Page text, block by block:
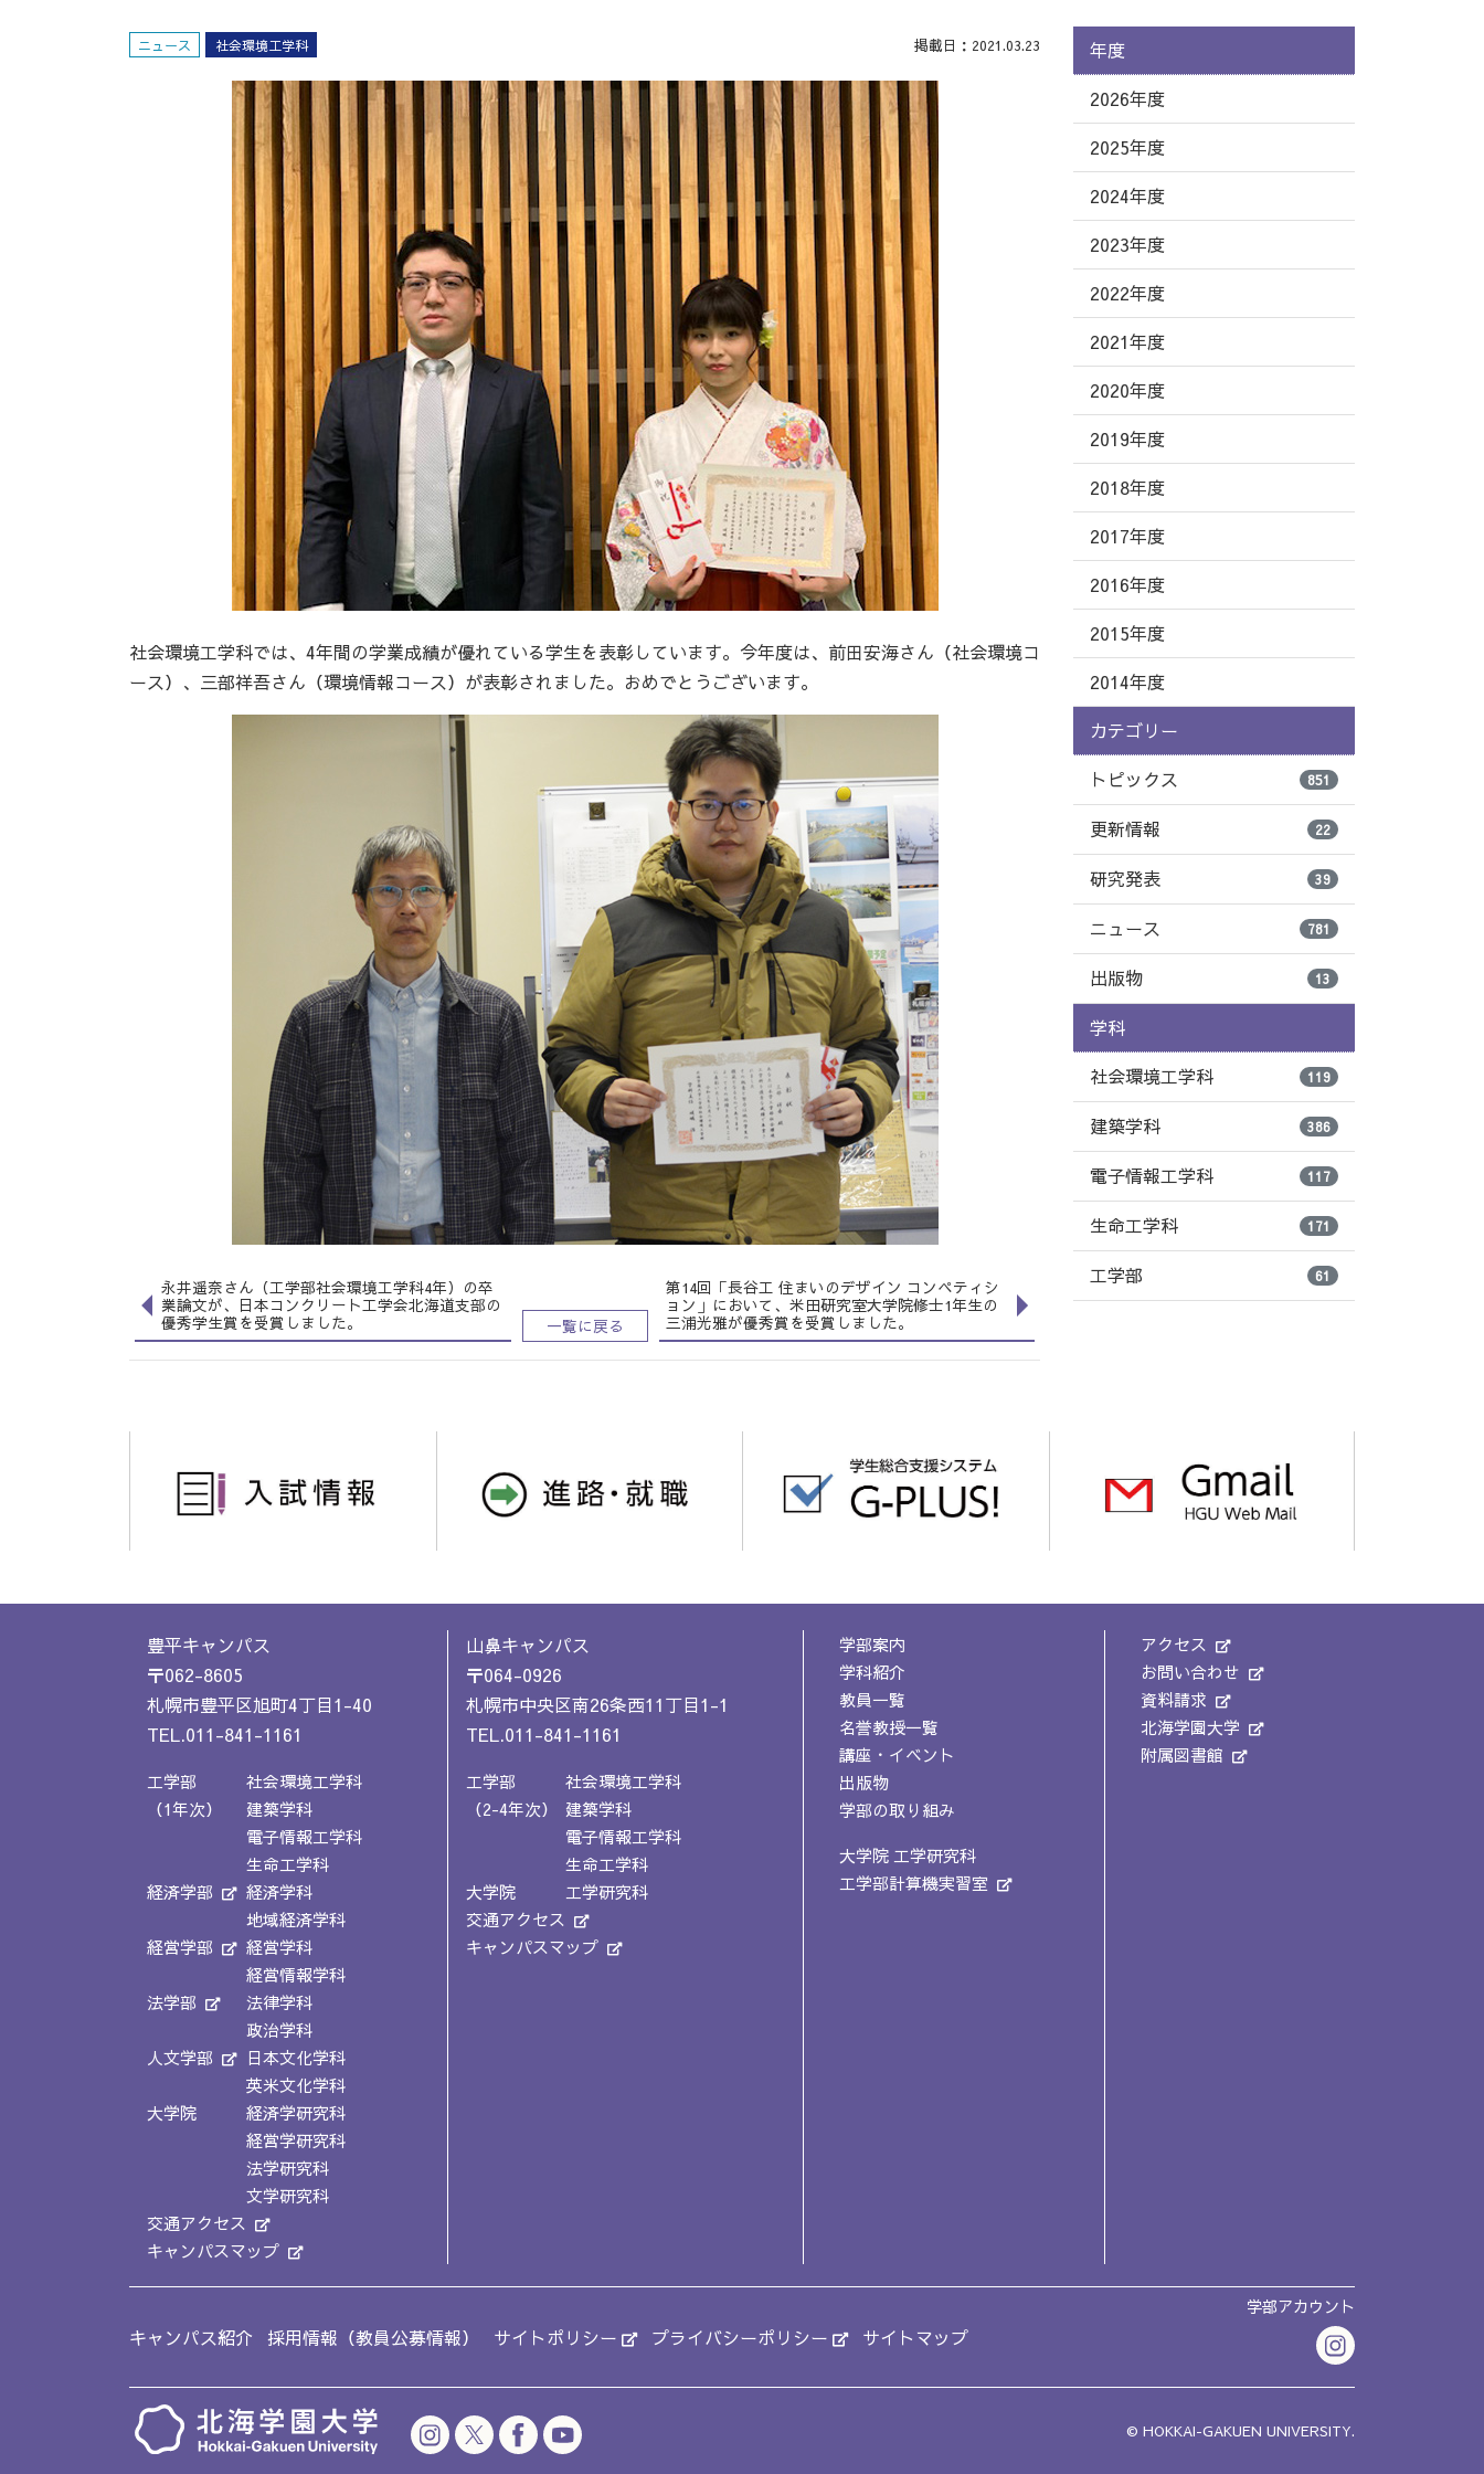
ニュース 社会環境工学科 掲載日：2021.03.23
社会環境工学科では、4年間の学業成績が優れている学生を表彰しています。今年度は、前田安海さん（社会環境コ
ース）、三部祥吾さん（環境情報コース）が表彰されました。おめでとうございます。
永井遥奈さん（工学部社会環境工学科4年）の卒
業論文が、日本コンクリート工学会北海道支部の
優秀学生賞を受賞しました。
一覧に戻る
第14回「長谷工 住まいのデザイン コンペティシ
ョン」において、米田研究室大学院修士1年生の
三浦光雅が優秀賞を受賞しました。
年度
2026年度
2025年度
2024年度
2023年度
2022年度
2021年度
2020年度
2019年度
2018年度
2017年度
2016年度
2015年度
2014年度
カテゴリー
トピックス 851
更新情報 22
研究発表 39
ニュース 781
出版物 13
学科
社会環境工学科 119
建築学科 386
電子情報工学科 117
生命工学科 171
工学部 61
豊平キャンパス
〒062-8605
札幌市豊平区旭町4丁目1-40
TEL.011-841-1161
工学部
（1年次）
社会環境工学科
建築学科
電子情報工学科
生命工学科
経済学部
経済学科
地域経済学科
経営学部
経営学科
経営情報学科
法学部
法律学科
政治学科
人文学部
日本文化学科
英米文化学科
大学院
経済学研究科
経営学研究科
法学研究科
文学研究科
交通アクセス
キャンパスマップ
山鼻キャンパス
〒064-0926
札幌市中央区南26条西11丁目1-1
TEL.011-841-1161
工学部
（2-4年次）
社会環境工学科
建築学科
電子情報工学科
生命工学科
大学院
工学研究科
交通アクセス
キャンパスマップ
学部案内
学科紹介
教員一覧
名誉教授一覧
講座・イベント
出版物
学部の取り組み
大学院 工学研究科
工学部計算機実習室
アクセス
お問い合わせ
資料請求
北海学園大学
附属図書館
キャンパス紹介 採用情報（教員公募情報） サイトポリシー プライバシーポリシー サイトマップ
学部アカウント
© HOKKAI-GAKUEN UNIVERSITY.